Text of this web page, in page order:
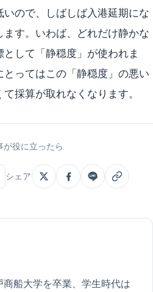
ので、しばしば入港延期にな
す。いわば、どれだけ静かな
して「静穏度」が使われま
ってはこの「静穏度」の悪い
採算が取れなくなります。
が役に立ったら
シェア
商船大学を卒業、学生時代は